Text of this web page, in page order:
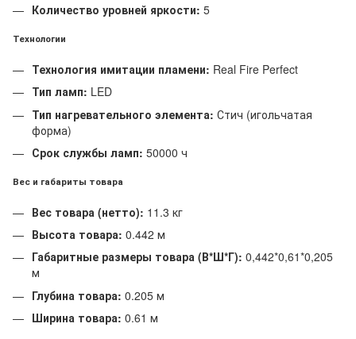
Количество уровней яркости: 5
Технологии
Технология имитации пламени: Real Fire Perfect
Тип ламп: LED
Тип нагревательного элемента: Стич (игольчатая
форма)
Срок службы ламп: 50000 ч
Вес и габариты товара
Вес товара (нетто): 11.3 кг
Высота товара: 0.442 м
Габаритные размеры товара (В*Ш*Г): 0,442*0,61*0,205
м
Глубина товара: 0.205 м
Ширина товара: 0.61 м